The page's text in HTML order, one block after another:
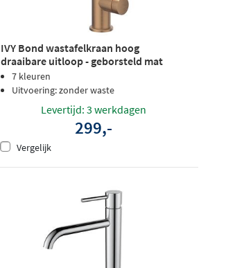
IVY Bond wastafelkraan hoog
draaibare uitloop - geborsteld mat
koper PVD
7 kleuren
Uitvoering: zonder waste
Levertijd: 3 werkdagen
299,-
Vergelijk